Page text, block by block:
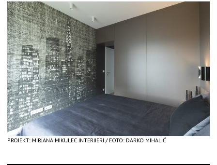
PROJEKT: MIRJANA MIKULEC INTERIJERI / FOTO: DARKO MIHALIĆ